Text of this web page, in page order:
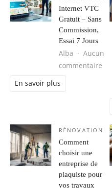
Internet VTC
Gratuit – Sans
Commission,
Essai 7 Jours
Alba
Aucun
commentaire
En savoir plus
RÉNOVATION
Comment
choisir une
entreprise de
plaquiste pour
vos travaux